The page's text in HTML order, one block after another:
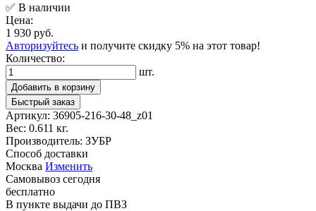
✅ В наличии
Цена:
1 930 руб.
Авторизуйтесь и получите скидку 5% на этот товар!
Количество:
шт.
Добавить в корзину
Быстрый заказ
Артикул: 36905-216-30-48_z01
Вес: 0.611 кг.
Производитель: ЗУБР
Способ доставки
Москва Изменить
Самовывоз сегодня
бесплатно
В пункте выдачи до ПВЗ